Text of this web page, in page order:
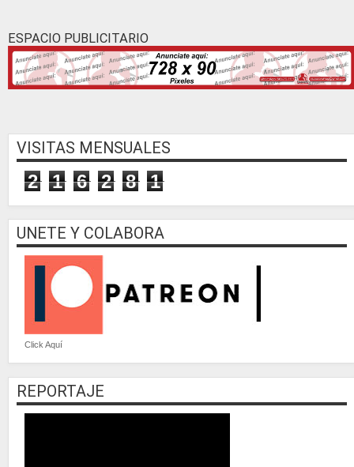
ESPACIO PUBLICITARIO
VISITAS MENSUALES
2 1 6 2 8 1
UNETE Y COLABORA
Click Aquí
REPORTAJE